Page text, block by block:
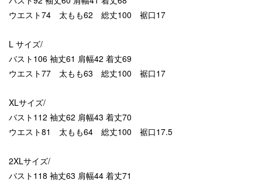
ウエスト74 太もも62 総丈100 裾口17
L サイズ/
バスト106 袖丈61 肩幅42 着丈69
ウエスト77 太もも63 総丈100 裾口17
XLサイズ/
バスト112 袖丈62 肩幅43 着丈70
ウエスト81 太もも64 総丈100 裾口17.5
2XLサイズ/
バスト118 袖丈63 肩幅44 着丈71